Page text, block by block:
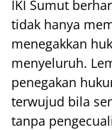
IKI Sumut
tidak hanya
menegakkan
menyeluruh.
penegakan
terwujud bila
tanpa